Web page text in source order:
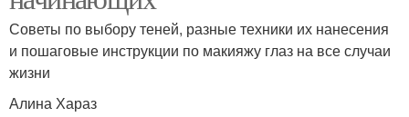
Советы по выбору теней, разные техники их нанесения
и пошаговые инструкции по макияжу глаз на все случаи
жизни
Алина Хараз